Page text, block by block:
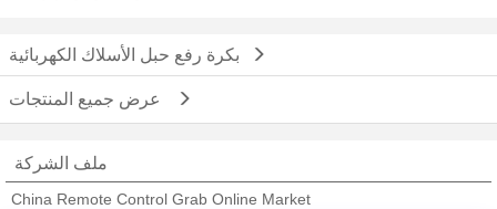
بكرة رفع حبل الأسلاك الكهربائية
ملف الشركة
China Remote Control Grab Online Market